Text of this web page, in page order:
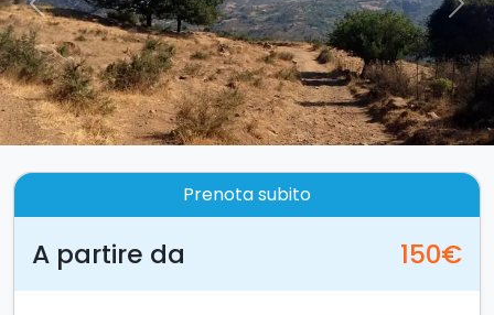
Previous Next
Prenota subito
A partire da 150€